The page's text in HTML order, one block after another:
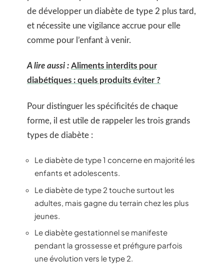
de développer un diabète de type 2 plus tard,
et nécessite une vigilance accrue pour elle
comme pour l’enfant à venir.
A lire aussi : Aliments interdits pour
diabétiques : quels produits éviter ?
Pour distinguer les spécificités de chaque
forme, il est utile de rappeler les trois grands
types de diabète :
Le diabète de type 1 concerne en majorité les
enfants et adolescents.
Le diabète de type 2 touche surtout les
adultes, mais gagne du terrain chez les plus
jeunes.
Le diabète gestationnel se manifeste
pendant la grossesse et préfigure parfois
une évolution vers le type 2.